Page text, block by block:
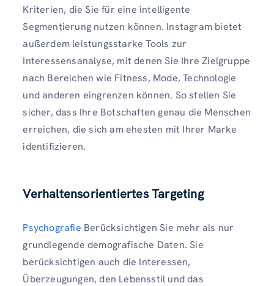
Kriterien, die Sie für eine intelligente
Segmentierung nutzen können. Instagram bietet
außerdem leistungsstarke Tools zur
Interessensanalyse, mit denen Sie Ihre Zielgruppe
nach Bereichen wie Fitness, Mode, Technologie
und anderen eingrenzen können. So stellen Sie
sicher, dass Ihre Botschaften genau die Menschen
erreichen, die sich am ehesten mit Ihrer Marke
identifizieren.
Verhaltensorientiertes Targeting
Psychografie Berücksichtigen Sie mehr als nur
grundlegende demografische Daten. Sie
berücksichtigen auch die Interessen,
Überzeugungen, den Lebensstil und das